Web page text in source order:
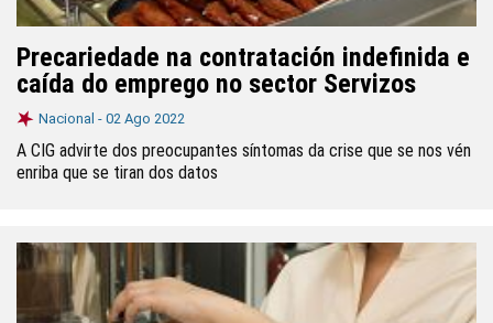
Precariedade na contratación indefinida e
caída do emprego no sector Servizos
Nacional - 02 Ago 2022
A CIG advirte dos preocupantes síntomas da crise que se nos vén
enriba que se tiran dos datos